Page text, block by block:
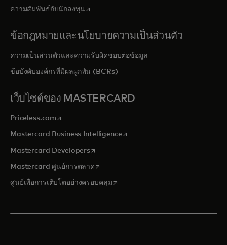
ความสัมพันธ์กับนักลงทุนopens in a new tab
ข้อกฎหมายและนโยบายความเป็นส่วนตัว
ความเป็นส่วนตัวและความรับผิดชอบต่อข้อมูล
ข้อบังคับองค์กรที่มีผลผูกพัน (BCRs)
เว็บไซต์ของ MASTERCARD
Priceless.com opens in a new tab
Mastercard Business Intelligenceopens in a new tab
Mastercard Developersopens in a new tab
Mastercard ศูนย์การตลาด opens in a new tab
ศูนย์เพื่อการเติบโตอย่างครอบคลุมopens in a new tab